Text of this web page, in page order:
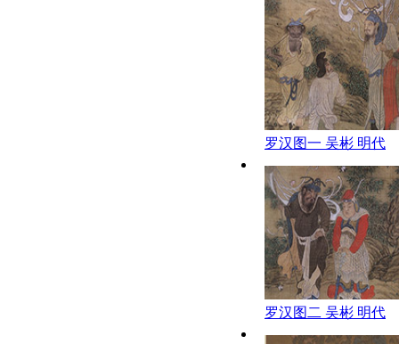
罗汉图一 吴彬 明代
罗汉图二 吴彬 明代